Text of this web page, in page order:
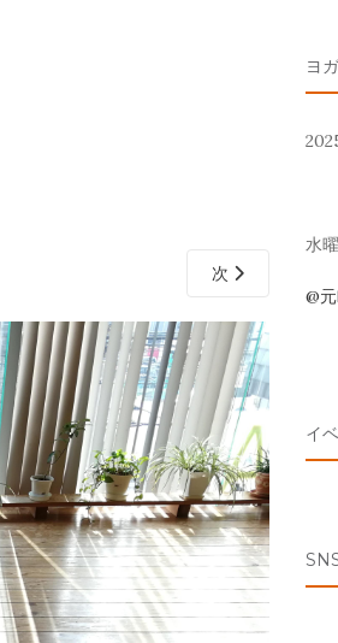
次
ヨ
水
@
イ